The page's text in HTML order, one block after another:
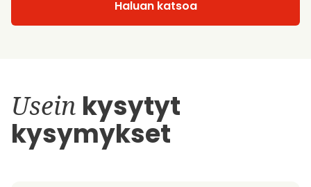
Haluan katsoa
Usein kysytyt
kysymykset